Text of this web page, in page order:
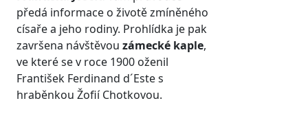
předá informace o životě zmíněného
císaře a jeho rodiny. Prohlídka je pak
završena návštěvou zámecké kaple,
ve které se v roce 1900 oženil
František Ferdinand d´Este s
hraběnkou Žofií Chotkovou.